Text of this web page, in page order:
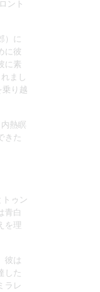
ント
）に
に彼
に素
まし
り越
熱瞑
きた
ゥン
青白
を理
彼は
した
ラレ